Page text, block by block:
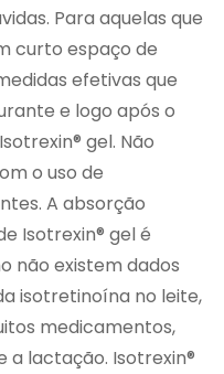
Para aquelas que
curto espaço de
efetivas que
e logo após o
gel. Não
o uso de
A absorção
Isotrexin® gel é
não existem dados
isotretinoína no leite,
medicamentos,
a lactação. Isotrexin®